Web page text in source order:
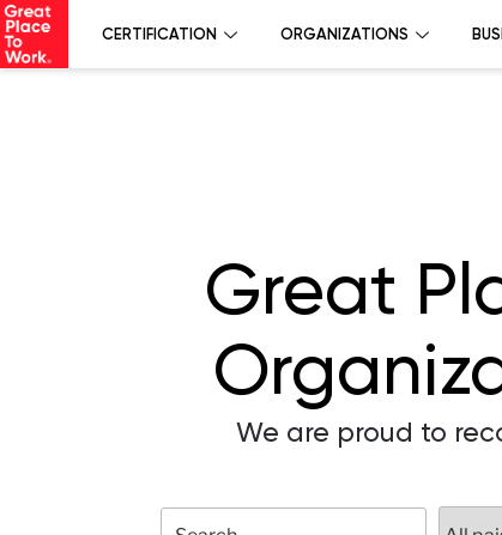
CERTIFICATION ORGANIZATIONS
Great
We are proud to